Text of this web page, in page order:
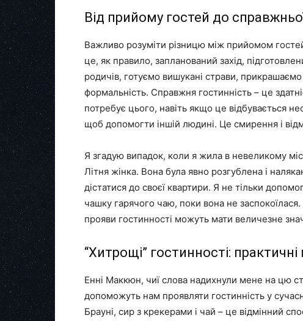
Від прийому гостей до
Важливо розуміти різницю між прийомом
це, як правило, запланований захід,
родичів, готуємо вишукані страви,
формальність. Справжня гостинність – це
потребує цього, навіть якщо це відбувається
щоб допомогти іншій людині. Це смирення і
Я згадую випадок, коли я жила в невеликому
Літня жінка. Вона була явно розгублена і
дістатися до своєї квартири. Я не тільки
чашку гарячого чаю, поки вона не
прояви гостинності можуть мати величезне
“Хитрощі” гостинності:
Енні Маккюн, чиї слова надихнули мене на цю
допоможуть нам проявляти гостинність у
Брауні, сир з крекерами і чай – це відмінний